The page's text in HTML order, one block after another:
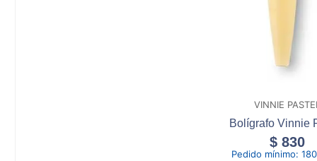
VINNIE
Bolígrafo Vinnie
$830
Pedido mínimo: